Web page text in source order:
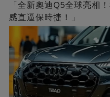
「全新奧迪Q5全球亮相
感直逼保時捷！」